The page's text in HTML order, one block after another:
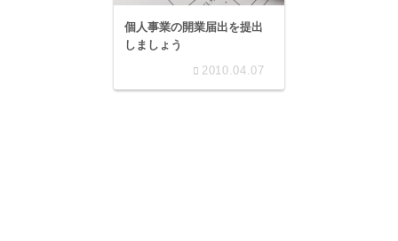
個人事業の開業届出を提出
しましょう
2010.04.07